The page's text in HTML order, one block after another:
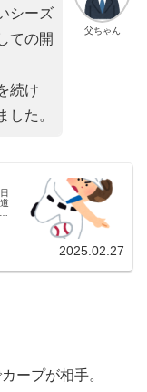
父ちゃん
シーズ
ての開
続け
した。
2025.02.27
ープが相手。